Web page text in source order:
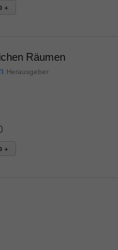
Räumen
Herausgeber